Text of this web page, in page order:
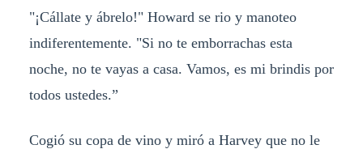
"¡Cállate y ábrelo!" Howard se rio y manoteo
indiferentemente. "Si no te emborrachas esta
noche, no te vayas a casa. Vamos, es mi brindis por
todos ustedes.”
Cogió su copa de vino y miró a Harvey que no le